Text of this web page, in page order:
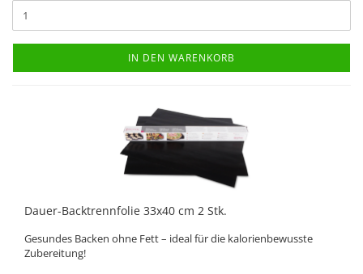
IN DEN WARENKORB
Dauer-Backtrennfolie 33x40 cm 2 Stk.
Gesundes Backen ohne Fett – ideal für die kalorienbewusste
Zubereitung!